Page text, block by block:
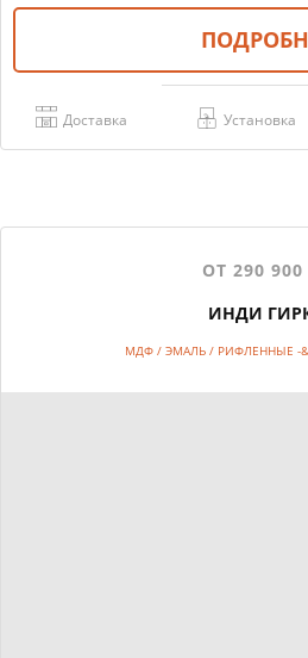
Доставка Установка
ОТ 290 900
ИНДИ
МДФ / ЭМАЛЬ / РИФЛЕННЫЕ -